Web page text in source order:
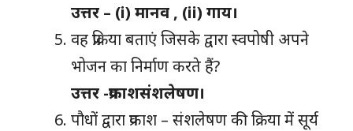
उत्तर – (i) मानव , (ii) गाय।
वह प्रक्रिया बताएं जिसके द्वारा स्वपोषी अपने
भोजन का निर्माण करते हैं?
उत्तर -प्रकाशसंशलेषण।
पौधों द्वारा प्रकाश – संशलेषण की क्रिया में सूर्य